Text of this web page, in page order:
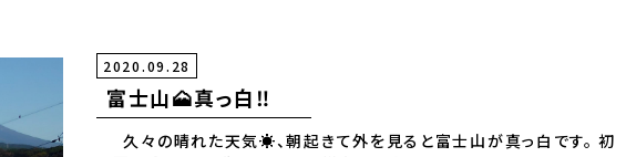
2020.09.28
富士山🗻真っ白‼️
久々の晴れた天気☀️、朝起きて外を見ると富士山が真っ白です。 初